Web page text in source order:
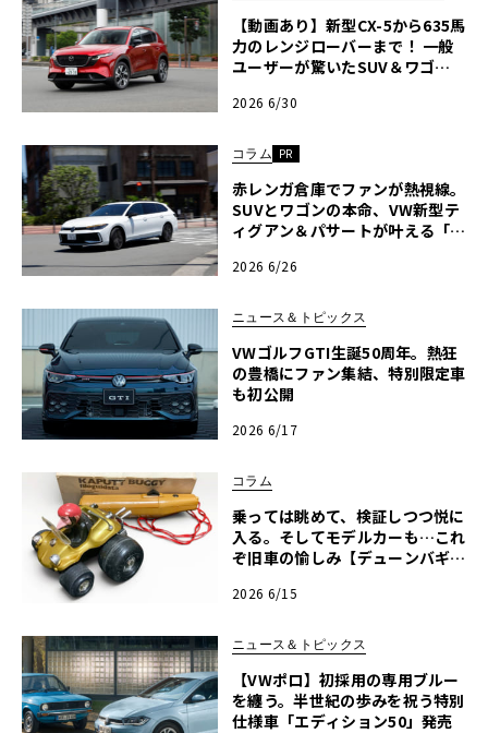
【動画あり】新型CX-5から635馬
力のレンジローバーまで！ 一般
ユーザーが驚いたSUV＆ワゴン
ズミート2026横浜】
2026 6/30
コラム PR
赤レンガ倉庫でファンが熱視線。
SUVとワゴンの本命、VW新型テ
ィグアン＆パサートが叶える「走
ズミート2026横浜】〈PR〉
2026 6/26
ニュース＆トピックス
VWゴルフGTI生誕50周年。熱狂
の豊橋にファン集結、特別限定車
も初公開
2026 6/17
コラム
乗っては眺めて、検証しつつ悦に
入る。そしてモデルカーも…これ
ぞ旧車の愉しみ【デューンバギー
2026 6/15
ニュース＆トピックス
【VWポロ】初採用の専用ブルー
を纏う。半世紀の歩みを祝う特別
仕様車「エディション50」発売